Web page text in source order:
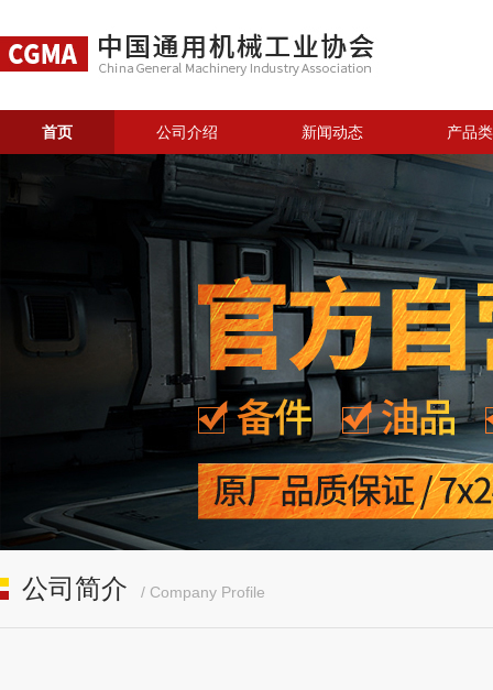
首页 公司介绍 新闻动态 产品
公司简介 / Company Profile